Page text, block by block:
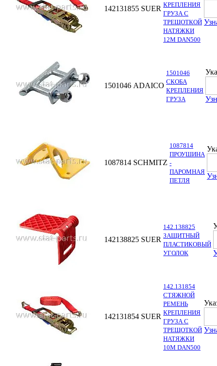
142131855 SUER КРЕПЛЕНИЯ
ГРУЗА С
ТРЕЩОТКОЙ
НАТЯЖКИ
12M DAN500
1501046 ADAICO
1501046
СКОБА
КРЕПЛЕНИЯ
ГРУЗА
1087814 SСHMITZ
1087814
ПРОУШИНА
-
ПАРОМНАЯ
ПЕТЛЯ
142138825 SUER
142.138825
ЗАЩИТНЫЙ
ПЛАСТИКОВЫЙ
УГОЛОК
142131854 SUER
142.131854
СТЯЖНОЙ
РЕМЕНЬ
КРЕПЛЕНИЯ
ГРУЗА С
ТРЕЩОТКОЙ
НАТЯЖКИ
10M DAN500